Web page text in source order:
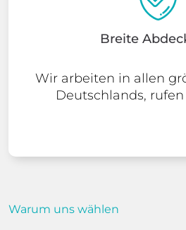
Breite
Wir arbeiten in allen
Deutschlands,
Warum uns wählen